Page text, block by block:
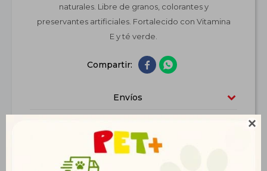

naturales. Libre de granos, colorantes y
preservantes artificiales. Fortalecido con Vitamina
E y té verde.
 
Envíos
Características